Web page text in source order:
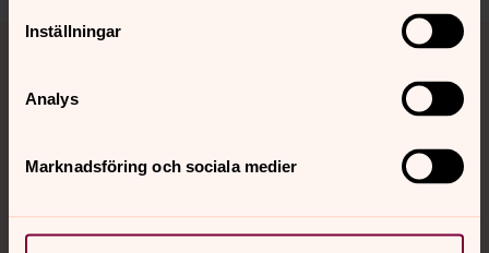
Inställningar
Analys
Marknadsföring och sociala medier
Tillbaka till toppen
Tillbaka till innehållet
Kalender